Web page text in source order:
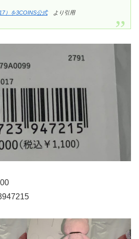
）を3COINS公式より引用